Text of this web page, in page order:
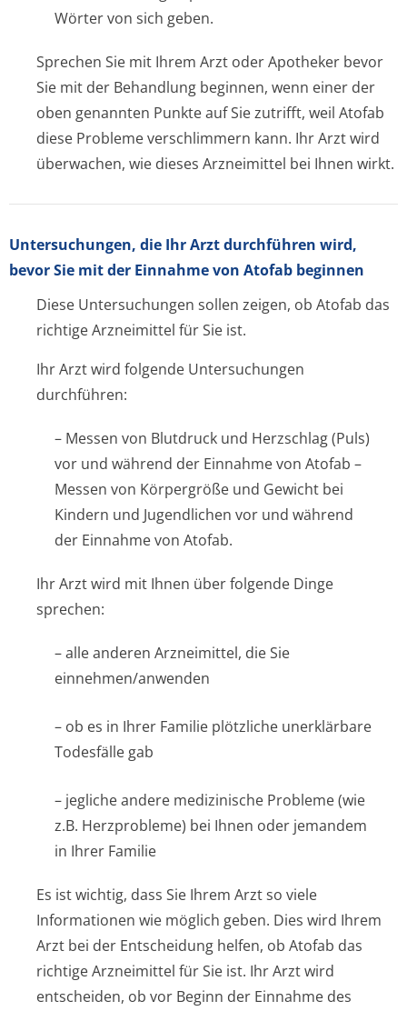
Wörter von sich geben.
Sprechen Sie mit Ihrem Arzt oder Apotheker bevor
Sie mit der Behandlung beginnen, wenn einer der
oben genannten Punkte auf Sie zutrifft, weil Atofab
diese Probleme verschlimmern kann. Ihr Arzt wird
überwachen, wie dieses Arzneimittel bei Ihnen wirkt.
Untersuchungen, die Ihr Arzt durchführen wird,
bevor Sie mit der Einnahme von Atofab beginnen
Diese Untersuchungen sollen zeigen, ob Atofab das
richtige Arzneimittel für Sie ist.
Ihr Arzt wird folgende Untersuchungen
durchführen:
– Messen von Blutdruck und Herzschlag (Puls)
vor und während der Einnahme von Atofab –
Messen von Körpergröße und Gewicht bei
Kindern und Jugendlichen vor und während
der Einnahme von Atofab.
Ihr Arzt wird mit Ihnen über folgende Dinge
sprechen:
– alle anderen Arzneimittel, die Sie
einnehmen/anwenden
– ob es in Ihrer Familie plötzliche unerklärbare
Todesfälle gab
– jegliche andere medizinische Probleme (wie
z.B. Herzprobleme) bei Ihnen oder jemandem
in Ihrer Familie
Es ist wichtig, dass Sie Ihrem Arzt so viele
Informationen wie möglich geben. Dies wird Ihrem
Arzt bei der Entscheidung helfen, ob Atofab das
richtige Arzneimittel für Sie ist. Ihr Arzt wird
entscheiden, ob vor Beginn der Einnahme des